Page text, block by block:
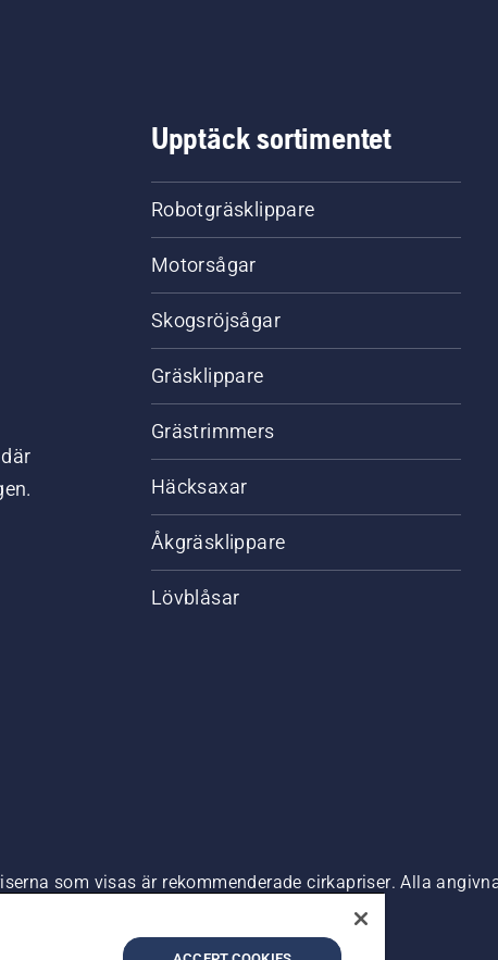
Upptäck sortimentet
Robotgräsklippare
Motorsågar
Skogsröjsågar
Gräsklippare
Grästrimmers
Häcksaxar
Åkgräsklippare
Lövblåsar
som visas är rekommenderade cirkapriser. Alla
Företagsinformation